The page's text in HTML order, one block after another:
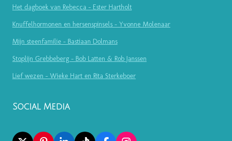
Het dagboek van Rebecca - Ester Hartholt
Knuffelhormonen en hersenspinsels - Yvonne Molenaar
Mijn steenfamilie - Bastiaan Dolmans
Stoplijn Grebbeberg - Bob Latten & Rob Janssen
Lief wezen - Wieke Hart en Rita Sterkeboer
Social Media